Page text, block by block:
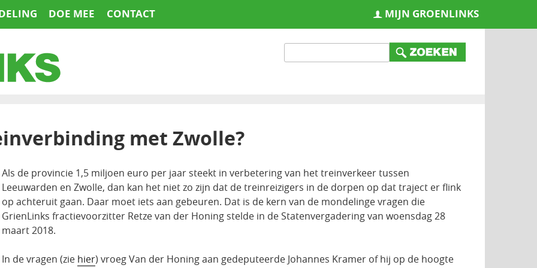
DOE MEE CONTACT MIJN GROENLINKS
met Zwolle?
Als de provincie 1,5 miljoen euro per jaar steekt in verbetering van het treinverkeer tussen
Leeuwarden en Zwolle, dan kan het niet zo zijn dat de treinreizigers in de dorpen op dat traject er flink
op achteruit gaan. Daar moet iets aan gebeuren. Dat is de kern van de mondelinge vragen die
GrienLinks fractievoorzitter Retze van der Honing stelde in de Statenvergadering van woensdag 28
maart 2018.
In de vragen (zie hier) vroeg Van der Honing aan gedeputeerde Johannes Kramer of hij op de hoogte